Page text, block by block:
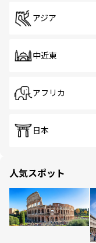
アジア
中近東
アフリカ
日本
人気スポット